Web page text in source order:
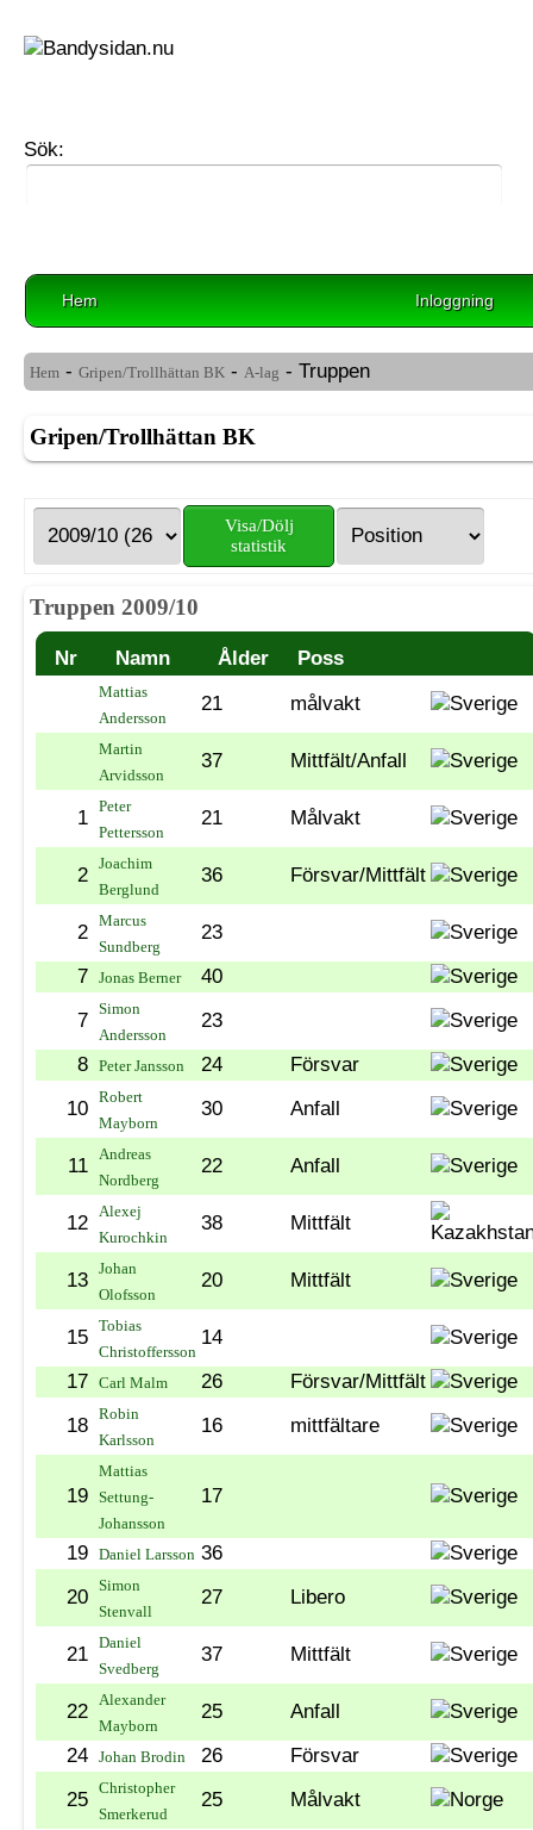
Sök:
Hem Inloggning
Hem - Gripen/Trollhättan BK - A-lag - Truppen
Gripen/Trollhättan BK
Visa/Dölj
statistik
Truppen 2009/10
Nr Namn Ålder Poss
Mattias
Andersson
21 målvakt
Martin
Arvidsson
37 Mittfält/Anfall
1
Peter
Pettersson
21 Målvakt
2
Joachim
Berglund
36 Försvar/Mittfält
2
Marcus
Sundberg
23
7 Jonas Berner
40
7
Simon
Andersson
23
8 Peter Jansson 24
Försvar
10
Robert
Mayborn
30 Anfall
11
Andreas
Nordberg
22 Anfall
12
Alexej
Kurochkin
38 Mittfält
13
Johan
Olofsson
20 Mittfält
15
Tobias
Christoffersson
14
17 Carl Malm 26
Försvar/Mittfält
18
Robin
Karlsson
16 mittfältare
19
Mattias
Settung-
Johansson
17
19 Daniel Larsson 36
20
Simon
Stenvall
27 Libero
21
Daniel
Svedberg
37 Mittfält
22
Alexander
Mayborn
25
Anfall
24 Johan Brodin 26
Försvar
25
Christopher
Smerkerud
25
Målvakt